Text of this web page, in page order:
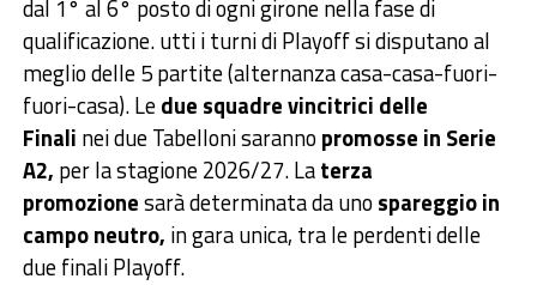
dal 1° al 6° posto di ogni girone nella fase di
qualificazione. utti i turni di Playoff si disputano al
meglio delle 5 partite (alternanza casa-casa-fuori-
fuori-casa). Ledue squadre vincitrici delle
Finali nei due Tabelloni saranno promosse in Serie
A2, per la stagione 2026/27. Laterza
promozionesarà determinata da uno spareggio in
campo neutro, in gara unica, tra le perdenti delle
due finali Playoff.